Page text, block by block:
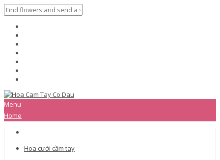
Menu
Home
Hoa cưới cầm tay